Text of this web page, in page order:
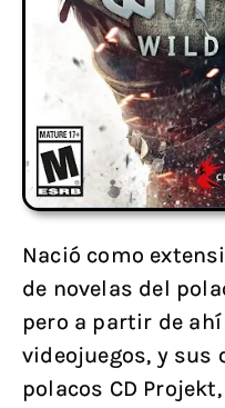
Nació como
de novelas del
pero a partir de ahí
videojuegos, y sus
polacos CD